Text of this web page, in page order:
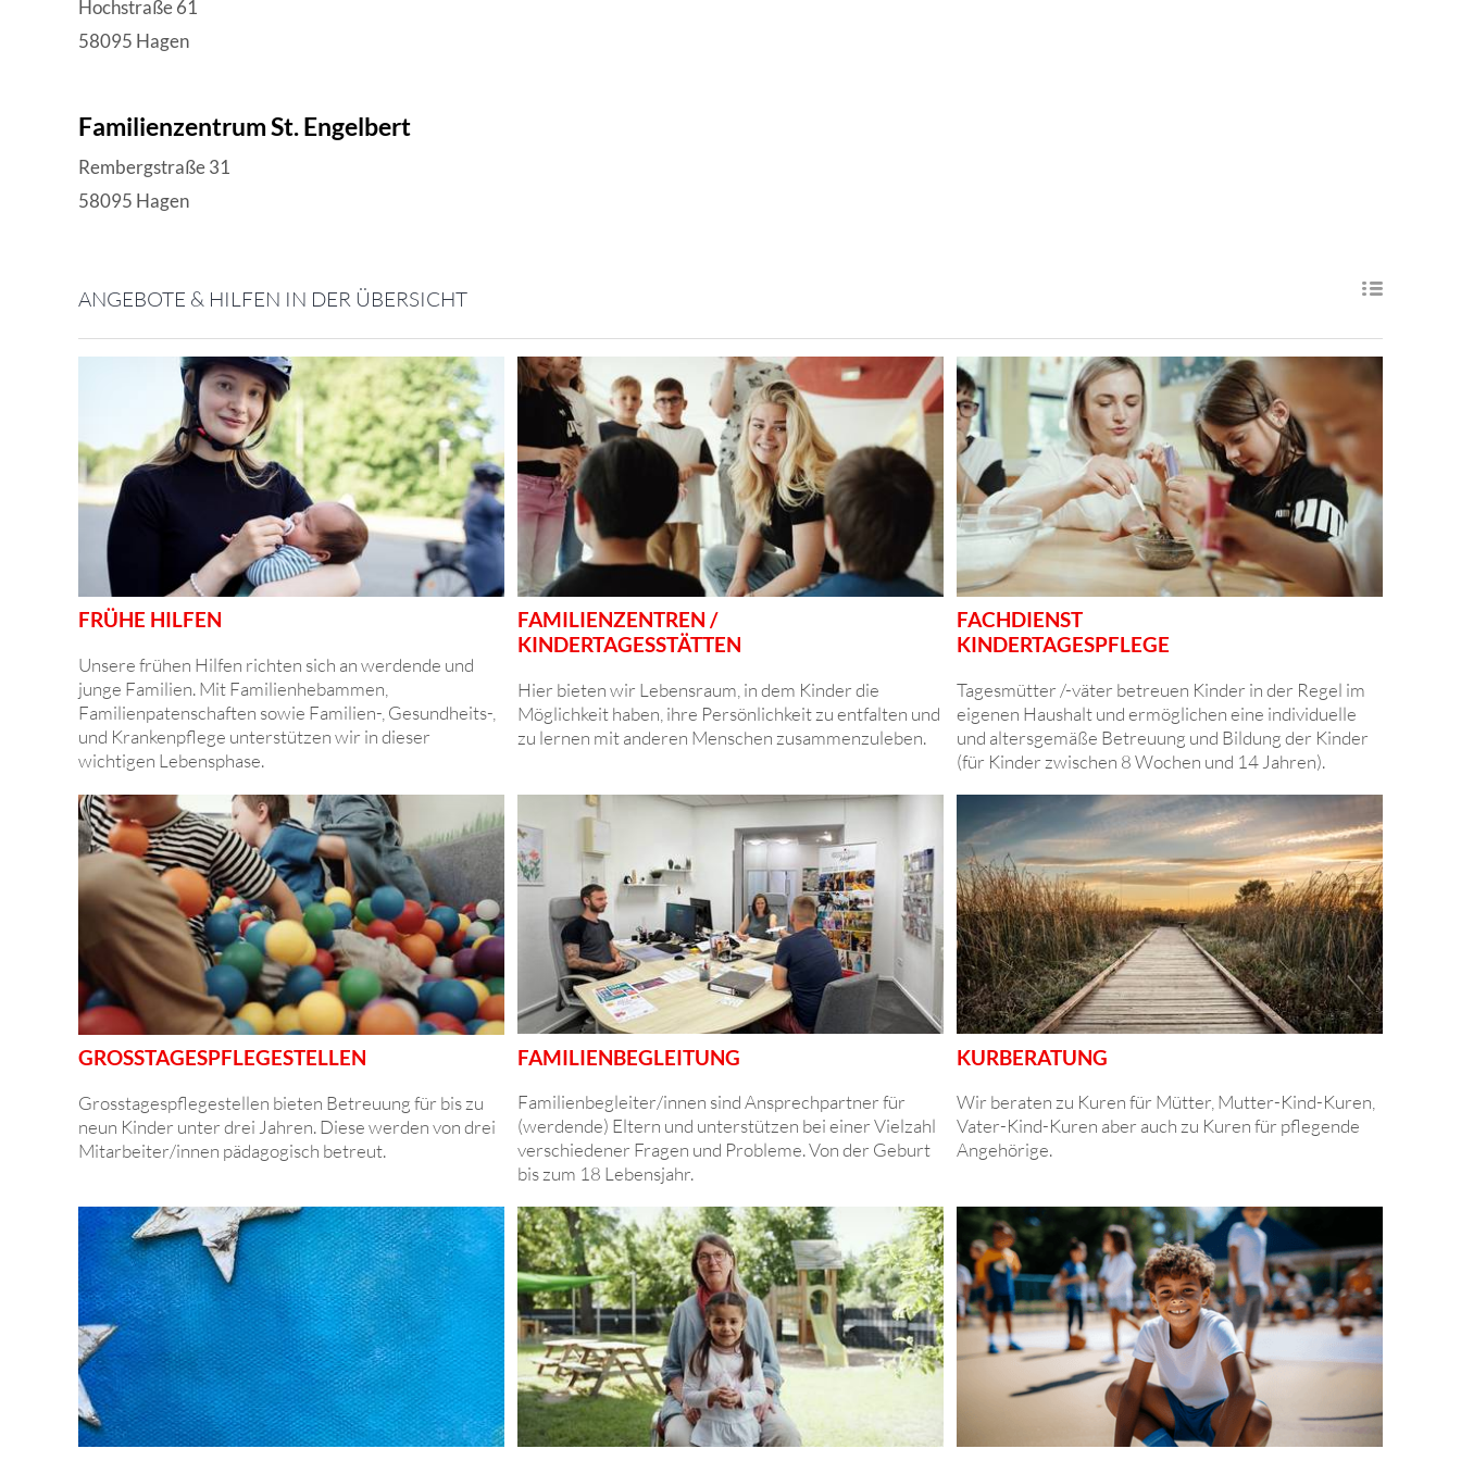
Hochstraße 61
58095 Hagen
Familienzentrum St. Engelbert
Rembergstraße 31
58095 Hagen
ANGEBOTE & HILFEN IN DER ÜBERSICHT
FRÜHE HILFEN
Unsere frühen Hilfen richten sich an werdende und
junge Familien. Mit Familienhebammen,
Familienpatenschaften sowie Familien-, Gesundheits-,
und Krankenpflege unterstützen wir in dieser
wichtigen Lebensphase.
FAMILIENZENTREN /
KINDERTAGESSTÄTTEN
Hier bieten wir Lebensraum, in dem Kinder die
Möglichkeit haben, ihre Persönlichkeit zu entfalten und
zu lernen mit anderen Menschen zusammenzuleben.
FACHDIENST
KINDERTAGESPFLEGE
Tagesmütter /-väter betreuen Kinder in der Regel im
eigenen Haushalt und ermöglichen eine individuelle
und altersgemäße Betreuung und Bildung der Kinder
(für Kinder zwischen 8 Wochen und 14 Jahren).
GROSSTAGESPFLEGE­STELLEN
Grosstagespflegestellen bieten Betreuung für bis zu
neun Kinder unter drei Jahren. Diese werden von drei
Mitarbeiter/innen pädagogisch betreut.
FAMILIENBEGLEITUNG
Familienbegleiter/innen sind Ansprechpartner für
(werdende) Eltern und unterstützen bei einer Vielzahl
verschiedener Fragen und Probleme. Von der Geburt
bis zum 18 Lebensjahr.
KURBERATUNG
Wir beraten zu Kuren für Mütter, Mutter-Kind-Kuren,
Vater-Kind-Kuren aber auch zu Kuren für pflegende
Angehörige.